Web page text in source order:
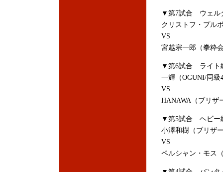
▼第7試合 ウェル
クリストフ・プル
VS
宮越宗一郎（拳粋
▼第6試合 ライト
一輝（OGUNI/同級
VS
HANAWA（ブリザ
▼第5試合 ヘビ
小澤和樹（ブリザ
VS
ペルシャン・モス